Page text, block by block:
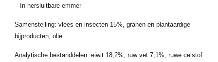
– In hersluitbare emmer
Samenstelling: vlees en insecten 15%, granen en plantaardige
bijproducten, olie
Analytische bestanddelen: eiwit 18,2%, ruw vet 7,1%, ruwe celstof